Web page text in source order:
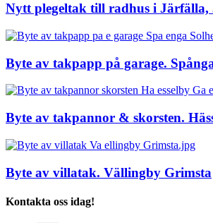
Nytt plegeltak till radhus i Järfälla,
Byte av takpapp på garage.
Byte av takpannor & skorsten.
Byte av villatak. Vällingby Grimsta
Kontakta oss idag!